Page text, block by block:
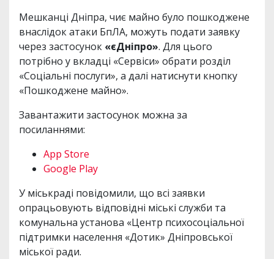
Мешканці Дніпра, чиє майно було пошкоджене
внаслідок атаки БпЛА, можуть подати заявку
через застосунок «єДніпро». Для цього
потрібно у вкладці «Сервіси» обрати розділ
«Соціальні послуги», а далі натиснути кнопку
«Пошкоджене майно».
Завантажити застосунок можна за
посиланнями:
App Store
Google Play
У міськраді повідомили, що всі заявки
опрацьовують відповідні міські служби та
комунальна установа «Центр психосоціальної
підтримки населення «Дотик» Дніпровської
міської ради.